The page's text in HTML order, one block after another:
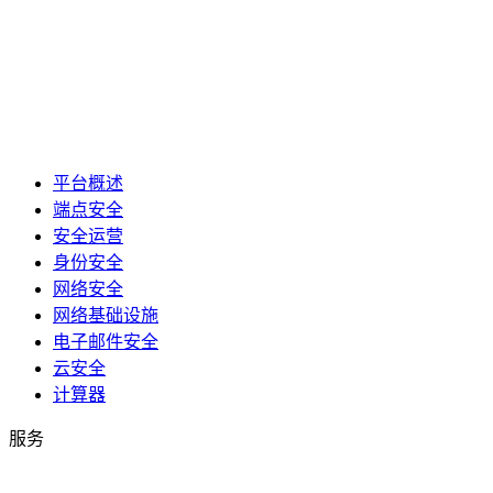
平台概述
端点安全
安全运营
身份安全
网络安全
网络基础设施
电子邮件安全
云安全
计算器
服务